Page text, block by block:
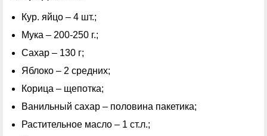
Кур. яйцо – 4 шт.;
Мука – 200-250 г.;
Сахар – 130 г;
Яблоко – 2 средних;
Корица – щепотка;
Ванильный сахар – половина пакетика;
Растительное масло – 1 ст.л.;